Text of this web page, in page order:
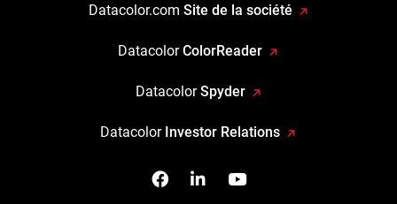
Datacolor.com Site de la société
DatacolorColorReader
DatacolorSpyder
Datacolor Investor Relations
FacebookFollow us on Linkedin
Watch us on